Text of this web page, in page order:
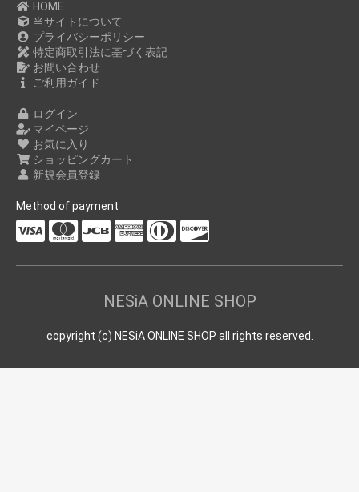
HOME
当サイトについて
プライバシーポリシー
特定商取引法に基づく表記
お問い合わせ
ご利用ガイド
ログイン
マイページ
お気に入り
ショッピングカート
新規会員登録
Method of payment
NESiA ONLINE SHOP
copyright (c) NESiA ONLINE SHOP all rights reserved.